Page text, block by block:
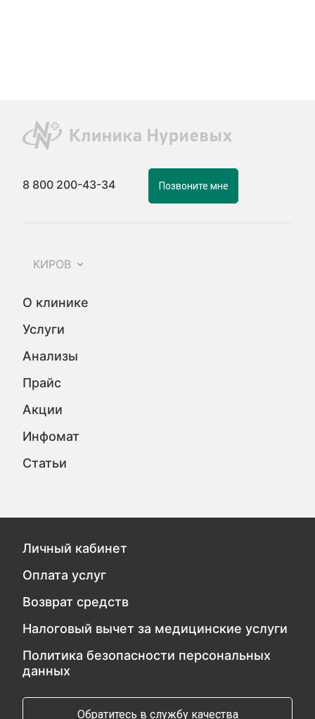
8 800 200-43-34 Позвоните мне
КИРОВ
О клинике
Услуги
Анализы
Прайс
Акции
Инфомат
Статьи
Личный кабинет
Оплата услуг
Возврат средств
Налоговый вычет за медицинские услуги
Политика безопасности персональных
данных
Обратитесь в службу качества